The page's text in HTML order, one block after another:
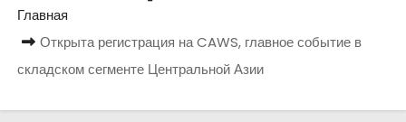
Главная
Открыта регистрация на CAWS, главное событие в
складском сегменте Центральной Азии